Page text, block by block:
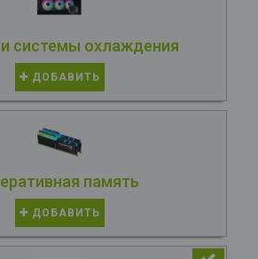
системы охлаждения
ДОБАВИТЬ
память
ДОБАВИТЬ